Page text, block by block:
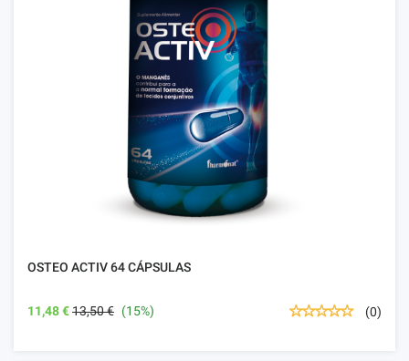
OSTEO ACTIV 64 CÁPSULAS
11,48 €13,50 € (15%) (0)